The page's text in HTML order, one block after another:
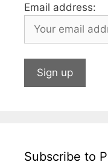
Email address:
Subscribe to